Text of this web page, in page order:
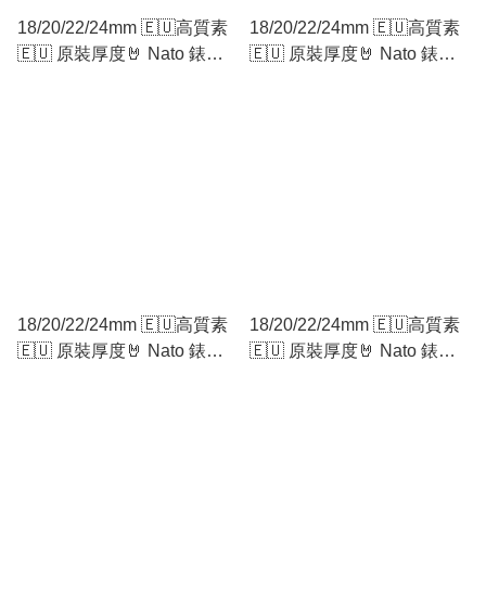
18/20/22/24mm 🇪🇺高質素
🇪🇺 原裝厚度🤘 Nato 錶帶
18/20/22/24mm 🇪🇺高質素
🇪🇺 原裝厚度🤘 Nato 錶帶
18/20/22/24mm 🇪🇺高質素
🇪🇺 原裝厚度🤘 Nato 錶帶
18/20/22/24mm 🇪🇺高質素
🇪🇺 原裝厚度🤘 Nato 錶帶